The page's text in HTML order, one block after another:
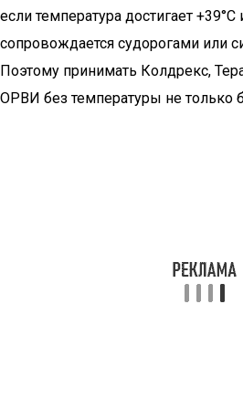
если температура достигает
сопровождается судорогами или
Поэтому принимать Колдрекс,
ОРВИ без температуры не только